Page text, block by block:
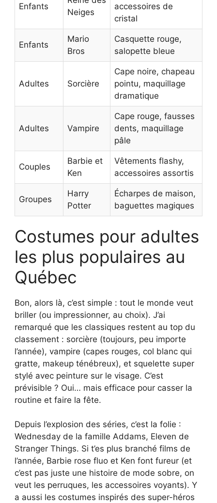
Enfants
Neiges
accessoires de
cristal
Enfants
Mario
Bros
Casquette rouge,
salopette bleue
Adultes Sorcière
Cape noire, chapeau
pointu, maquillage
dramatique
Adultes Vampire
Cape rouge, fausses
dents, maquillage
pâle
Couples
Barbie et
Ken
Vêtements flashy,
accessoires assortis
Groupes
Harry
Potter
Écharpes de maison,
baguettes magiques
Costumes pour adultes
les plus populaires au
Québec
Bon, alors là, c’est simple : tout le monde veut
briller (ou impressionner, au choix). J’ai
remarqué que les classiques restent au top du
classement : sorcière (toujours, peu importe
l’année), vampire (capes rouges, col blanc qui
gratte, makeup ténébreux), et squelette super
stylé avec peinture sur le visage. C’est
prévisible ? Oui… mais efficace pour casser la
routine et faire la fête.
Depuis l’explosion des séries, c’est la folie :
Wednesday de la famille Addams, Eleven de
Stranger Things. Si t’es plus branché films de
l’année, Barbie rose fluo et Ken font fureur (et
c’est pas juste une histoire de mode sobre, on
veut les perruques, les accessoires voyants). Y
a aussi les costumes inspirés des super-héros